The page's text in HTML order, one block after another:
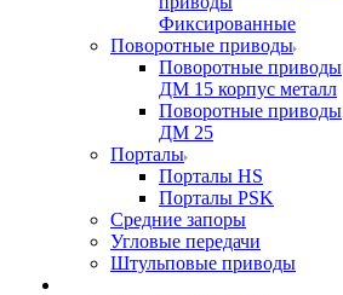
Фиксированные
Поворотные приводы
Поворотные приводы
ДМ 15 корпус металл
Поворотные приводы
ДМ 25
Порталы
Порталы HS
Порталы PSK
Средние запоры
Угловые передачи
Штульповые приводы